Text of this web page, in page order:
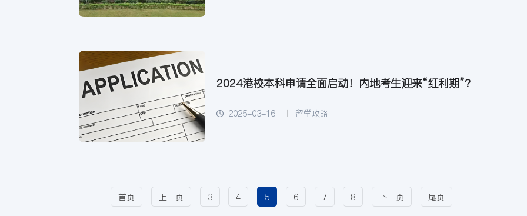
2024港校本科申请全面启动！内地考生迎来“红利期”？
2025-03-16 留学攻略
首页 上一页 3 4 5 6 7 8 下一页 尾页